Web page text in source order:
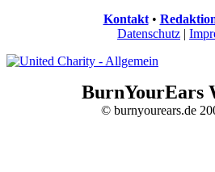
Kontakt•
Datenschutz |
BurnYourEars
© burnyourears.de